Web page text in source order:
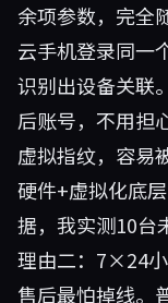
余项参数，完全
云手机登录同一
识别出设备关联
后账号，不用担
虚拟指纹，容易
硬件+虚拟化底
据，我实测10台
理由二：7×24
售后最怕掉线。